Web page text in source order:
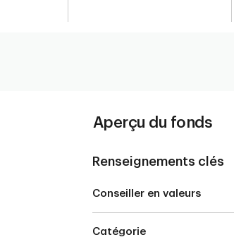
Aperçu du fonds
Renseignements clés
Conseiller en valeurs
Catégorie